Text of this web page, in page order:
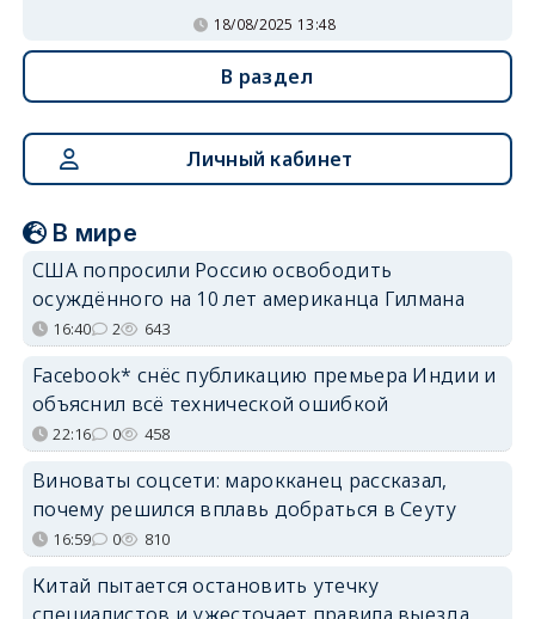
18/08/2025 13:48
В раздел
Личный кабинет
В мире
США попросили Россию освободить
осуждённого на 10 лет американца Гилмана
16:40 2 643
Facebook* снёс публикацию премьера Индии и
объяснил всё технической ошибкой
22:16 0 458
Виноваты соцсети: марокканец рассказал,
почему решился вплавь добраться в Сеуту
16:59 0 810
Китай пытается остановить утечку